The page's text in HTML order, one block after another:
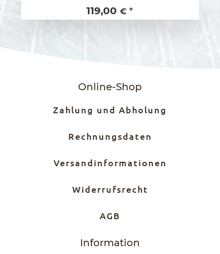
119,00€ *
Online-Shop
Zahlung und Abholung
Rechnungsdaten
Versandinformationen
Widerrufsrecht
AGB
Information